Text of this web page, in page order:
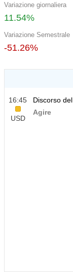
Variazione giornaliera
11.54%
Variazione Semestrale
-51.26%
16:45
USD
Discorso
Agire